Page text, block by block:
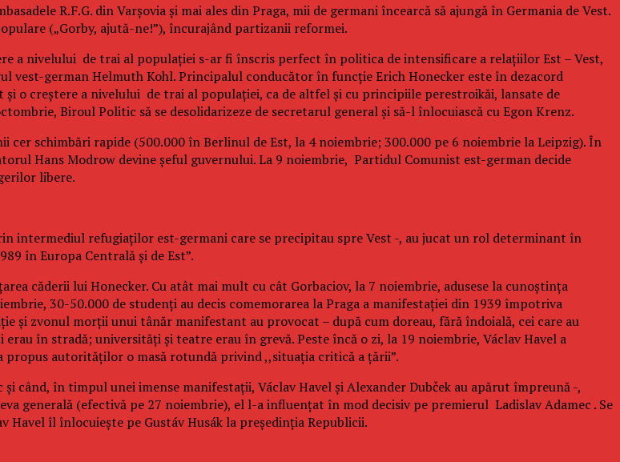
R.F.G. din Varşovia şi mai ales din Praga, mii de germani încearcă să ajungă în Germania de Vest.
(„Gorby, ajută-ne!”), încurajând partizanii reformei.
a nivelului de trai al populaţiei s-ar fi înscris perfect în politica de intensificare a relaţiilor Est – Vest,
vest-german Helmuth Kohl. Principalul conducător în funcţie Erich Honecker este în dezacord
o creştere a nivelului de trai al populaţiei, ca de altfel şi cu principiile perestroikăi, lansate de
Biroul Politic să se desolidarizeze de secretarul general şi să-l înlocuiască cu Egon Krenz.
schimbări rapide (500.000 în Berlinul de Est, la 4 noiembrie; 300.000 pe 6 noiembrie la Leipzig). În
Hans Modrow devine şeful guvernului. La 9 noiembrie, Partidul Comunist est-german decide
libere.
intermediul refugiaţilor est-germani care se precipitau spre Vest -, au jucat un rol determinant în
în Europa Centrală şi de Est”.
căderii lui Honecker. Cu atât mai mult cu cât Gorbaciov, la 7 noiembrie, adusese la cunoştinţa
30-50.000 de studenţi au decis comemorarea la Praga a manifestaţiei din 1939 împotriva
şi zvonul morţii unui tânăr manifestant au provocat – după cum doreau, fără îndoială, cei care au
în stradă; universităţi şi teatre erau în grevă. Peste încă o zi, la 19 noiembrie, Václav Havel a
propus autorităţilor o masă rotundă privind ,,situaţia critică a ţării”.
când, în timpul unei imense manifestaţii, Václav Havel şi Alexander Dubček au apărut împreună -,
generală (efectivă pe 27 noiembrie), el l-a influenţat în mod decisiv pe premierul Ladislav Adamec . Se
îl înlocuieşte pe Gustáv Husák la preşedinţia Republicii.